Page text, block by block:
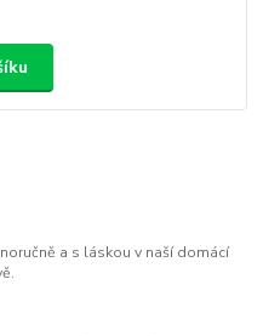
a s láskou v naší domácí